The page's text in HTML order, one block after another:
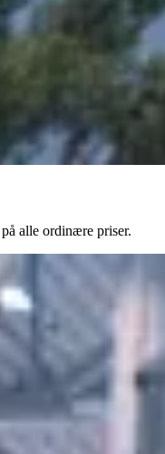
alle ordinære priser.